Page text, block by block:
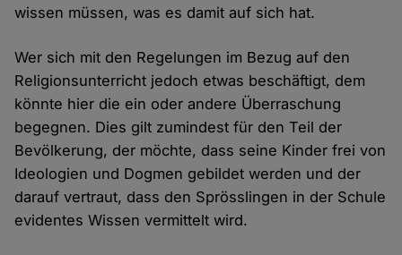
wissen müssen, was es damit auf sich hat.
Wer sich mit den Regelungen im Bezug auf den
Religionsunterricht jedoch etwas beschäftigt, dem
könnte hier die ein oder andere Überraschung
begegnen. Dies gilt zumindest für den Teil der
Bevölkerung, der möchte, dass seine Kinder frei von
Ideologien und Dogmen gebildet werden und der
darauf vertraut, dass den Sprösslingen in der Schule
evidentes Wissen vermittelt wird.